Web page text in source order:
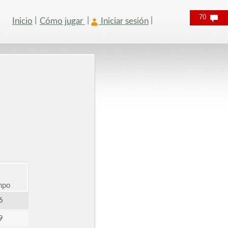
Inicio Cómo jugar Iniciar sesión 70